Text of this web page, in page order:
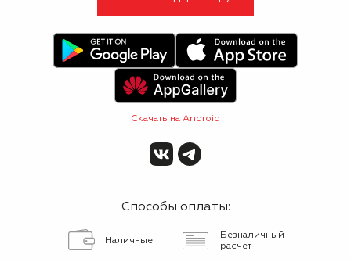
Скачать на Android
Способы оплаты:
Наличные
Безналичный
расчет